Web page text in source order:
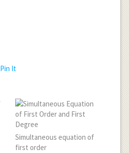
Pin It
Simultaneous equation of
first order